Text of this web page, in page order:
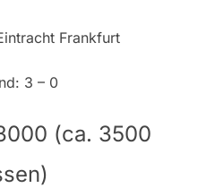
Frankfurt
3 – 0
(ca. 3500